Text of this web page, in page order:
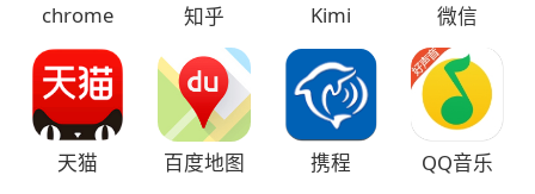
chrome 知乎 Kimi 微信
天猫 百度地图 携程 QQ音乐